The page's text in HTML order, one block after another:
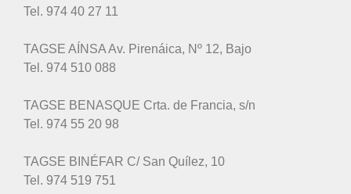
Tel. 974 40 27 11
TAGSE AÍNSA Av. Pirenáica, Nº 12, Bajo
Tel. 974 510 088
TAGSE BENASQUE Crta. de Francia, s/n
Tel. 974 55 20 98
TAGSE BINÉFAR C/ San Quílez, 10
Tel. 974 519 751